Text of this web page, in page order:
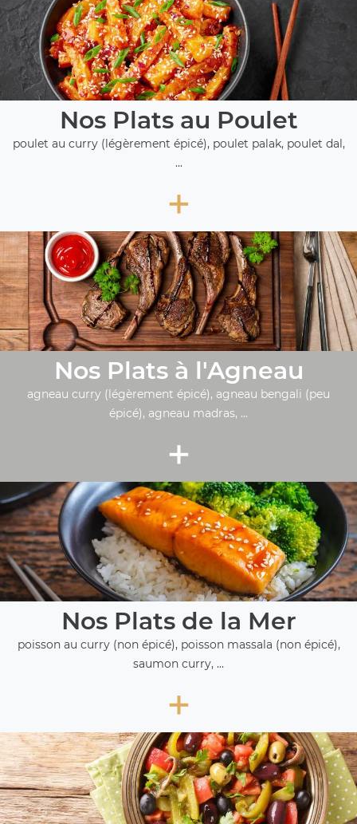
Nos Plats au Poulet
poulet au curry (légèrement épicé), poulet palak, poulet dal,
...
+
Nos Plats à l'Agneau
agneau curry (légèrement épicé), agneau bengali (peu
épicé), agneau madras, ...
+
Nos Plats de la Mer
poisson au curry (non épicé), poisson massala (non épicé),
saumon curry, ...
+